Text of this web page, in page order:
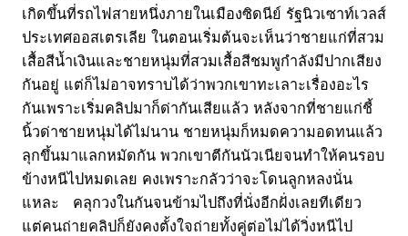
เกิดขึ้นที่รถไฟสายหนึ่งภายในเมืองซิดนีย์ รัฐนิวเซาท์เวลส์
ประเทศออสเตรเลีย ในตอนเริ่มต้นจะเห็นว่าชายแก่ที่สวม
เสื้อสีน้ำเงินและชายหนุ่มที่สวมเสื้อสีชมพูกำลังมีปากเสียง
กันอยู่ แต่ก็ไม่อาจทราบได้ว่าพวกเขาทะเลาะเรื่องอะไร
กันเพราะเริ่มคลิปมาก็ด่ากันเสียแล้ว หลังจากที่ชายแก่ชี้
นิ้วด่าชายหนุ่มได้ไม่นาน ชายหนุ่มก็หมดความอดทนแล้ว
ลุกขึ้นมาแลกหมัดกัน พวกเขาตีกันนัวเนียจนทำให้คนรอบ
ข้างหนีไปหมดเลย คงเพราะกลัวว่าจะโดนลูกหลงนั่น
แหละ คลุกวงในกันจนข้ามไปถึงที่นั่งอีกฝั่งเลยทีเดียว
แต่คนถ่ายคลิปก็ยังคงตั้งใจถ่ายทั้งคู่ต่อไม่ได้วิ่งหนีไป